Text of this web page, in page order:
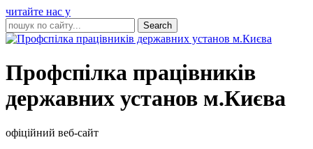
читайте нас у
Профспілка працівників
державних установ м.Києва
офіційний веб-сайт